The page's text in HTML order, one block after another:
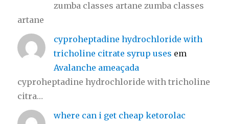
zumba classes artane zumba classes
artane
cyproheptadine hydrochloride with
tricholine citrate syrup uses em
Avalanche ameaçada
cyproheptadine hydrochloride with tricholine
citra…
where can i get cheap ketorolac